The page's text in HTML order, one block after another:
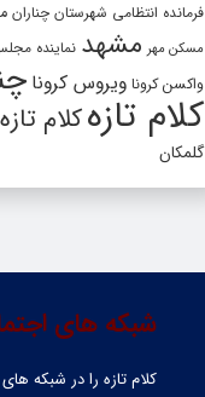
فرمانده انتظامی شهرستان چناران
مسکن مهر مشهد نماینده
واکسن کرونا ویروس کرونا
کلام تازهکلام
گلمکان
شبکه های
کلام تازه را در شبکه